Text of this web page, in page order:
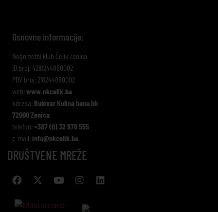
Osnovne informacije:
Nogometni klub Čelik Zenica
ID broj: 4218244880002
PDV broj: 218244880002
web: www.nkcelik.ba
adresa: Bulevar Kulina bana bb
72000 Zenica
telefon: +387 (0) 32 978 555
e-mail: info@nkcelik.ba
DRUŠTVENE MREŽE